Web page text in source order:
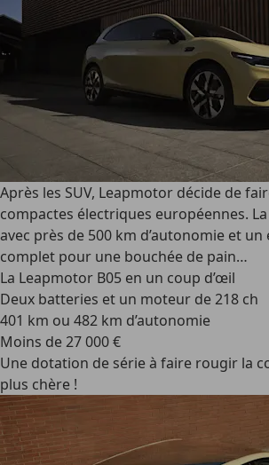
Après les SUV, Leapmotor décide de
compactes électriques européennes.
avec près de 500 km d’autonomie et
complet pour une bouchée de pain…
La Leapmotor B05 en un coup d’œil
Deux batteries et un moteur de 218 ch
401 km ou 482 km d’autonomie
Moins de 27 000 €
Une dotation de série à faire rougir la
plus chère !